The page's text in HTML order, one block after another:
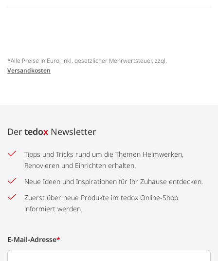
*Alle Preise in Euro, inkl. gesetzlicher Mehrwertsteuer, zzgl.
Versandkosten
Der tedox Newsletter
Tipps und Tricks rund um die Themen Heimwerken,
Renovieren und Einrichten erhalten.
Neue Ideen und Inspirationen für Ihr Zuhause entdecken.
Zuerst über neue Produkte im tedox Online-Shop
informiert werden.
E-Mail-Adresse*